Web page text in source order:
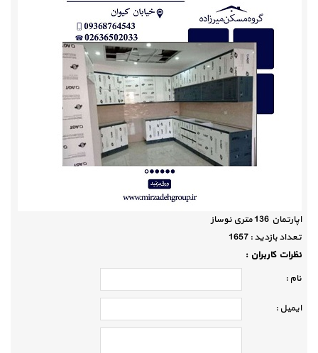
اپارتمان 136 متری نوساز
تعداد بازديد :1657
نظرات كاربران :
نام :
ايميل :